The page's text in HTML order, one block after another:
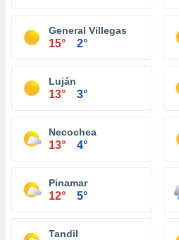
General Villegas
15° 2°
Luján
13° 3°
Necochea
13° 4°
Pinamar
12° 5°
Tandil